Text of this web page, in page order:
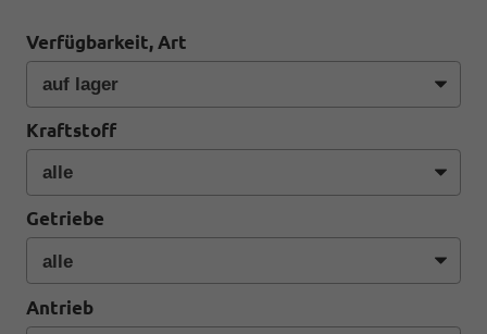
Verfügbarkeit, Art
Kraftstoff
Getriebe
Antrieb